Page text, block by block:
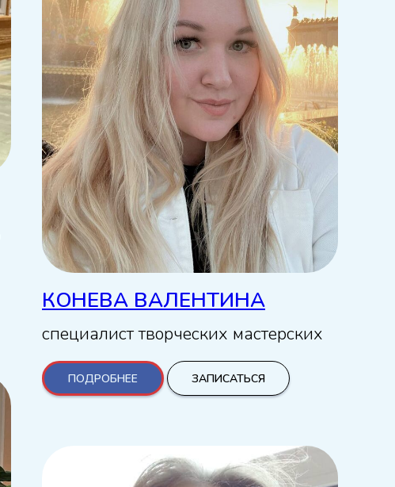
КОНЕВА ВАЛЕНТИНА
специалист творческих мастерских
ПОДРОБНЕЕ ЗАПИСАТЬСЯ